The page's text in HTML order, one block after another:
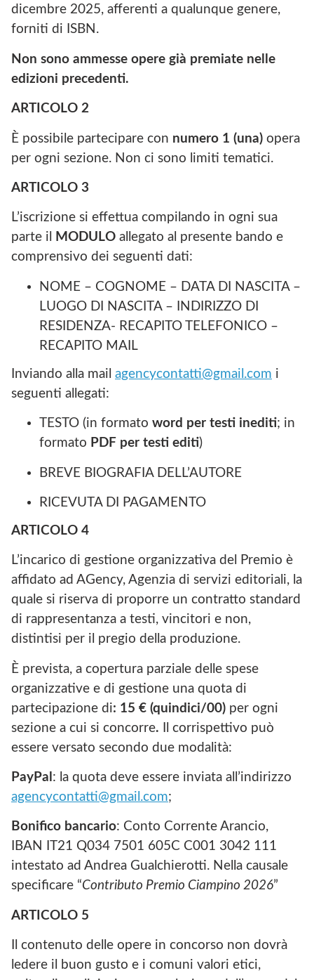
dicembre 2025, afferenti a qualunque genere,
forniti di ISBN.
Non sono ammesse opere già premiate nelle
edizioni precedenti.
ARTICOLO 2
È possibile partecipare con numero 1 (una) opera
per ogni sezione. Non ci sono limiti tematici.
ARTICOLO 3
L’iscrizione si effettua compilando in ogni sua
parte il
MODULO allegato al presente bando e
comprensivo dei seguenti dati:
NOME – COGNOME – DATA DI NASCITA –
LUOGO DI NASCITA – INDIRIZZO DI
RESIDENZA- RECAPITO TELEFONICO –
RECAPITO MAIL
Inviando alla mail agencycontatti@gmail.com i
seguenti allegati:
TESTO (in formato word per testi inediti; in
formato PDF per testi editi)
BREVE BIOGRAFIA DELL’AUTORE
RICEVUTA DI PAGAMENTO
ARTICOLO 4
L’incarico di gestione organizzativa del Premio è
affidato ad AGency, Agenzia di servizi editoriali, la
quale si riserva di proporre un contratto standard
di rappresentanza a testi, vincitori e non,
distintisi per il pregio della produzione.
È prevista, a copertura parziale delle spese
organizzative e di gestione una quota di
partecipazione di: 15 € (quindici/00) per ogni
sezione a cui si concorre.
Il corrispettivo può
essere versato secondo due modalità:
PayPal : la quota deve essere inviata all’indirizzo
agencycontatti@gmail.com;
Bonifico bancario: Conto Corrente Arancio,
IBAN IT21 Q034 7501 605C C001 3042 111
intestato ad Andrea Gualchierotti. Nella causale
specificare “Contributo Premio Ciampino 2026”
ARTICOLO 5
Il contenuto delle opere in concorso non dovrà
ledere il buon gusto e i comuni valori etici,